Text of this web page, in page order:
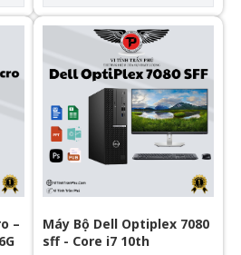
UHD Graphics 630 (onboard)
Mainboard: Dell OEM –
Chipset H470 Cổng kết nối:
HDMI, VGA, 4x USB 3.0, 4x
USB 2.0, LAN Gigabit, Audio
combo Nguồn: Công suất
Gồm
–
Máy Bộ Dell Optiplex 7080
sff - Core i7 10th